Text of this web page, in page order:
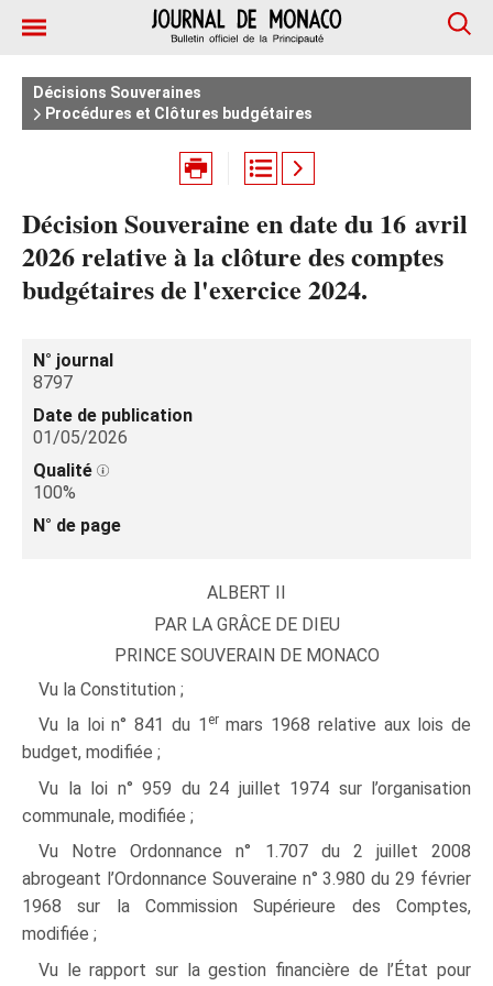
Décisions Souveraines
Procédures et Clôtures budgétaires
Décision Souveraine en date du 16 avril
2026 relative à la clôture des comptes
budgétaires de l'exercice 2024.
N° journal
8797
Date de publication
01/05/2026
Qualité
100%
N° de page
ALBERT II
PAR LA GRÂCE DE DIEU
PRINCE SOUVERAIN DE MONACO
Vu la Constitution ;
Vu la loi n° 841 du 1 ermars 1968 relative aux lois de
budget, modifiée ;
Vu la loi n° 959 du 24 juillet 1974 sur l’organisation
communale, modifiée ;
Vu Notre Ordonnance n° 1.707 du 2 juillet 2008
abrogeant l’Ordonnance Souveraine n° 3.980 du 29 février
1968 sur la Commission Supérieure des Comptes,
modifiée ;
Vu le rapport sur la gestion financière de l’État pour